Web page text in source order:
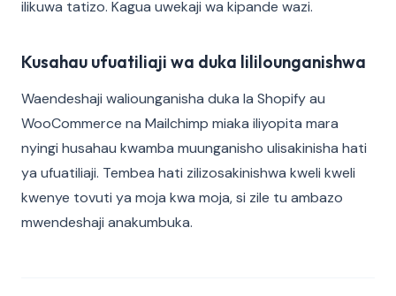
ilikuwa tatizo. Kagua uwekaji wa kipande wazi.
Kusahau ufuatiliaji wa duka lililounganishwa
Waendeshaji waliounganisha duka la Shopify au
WooCommerce na Mailchimp miaka iliyopita mara
nyingi husahau kwamba muunganisho ulisakinisha hati
ya ufuatiliaji. Tembea hati zilizosakinishwa kweli kweli
kwenye tovuti ya moja kwa moja, si zile tu ambazo
mwendeshaji anakumbuka.